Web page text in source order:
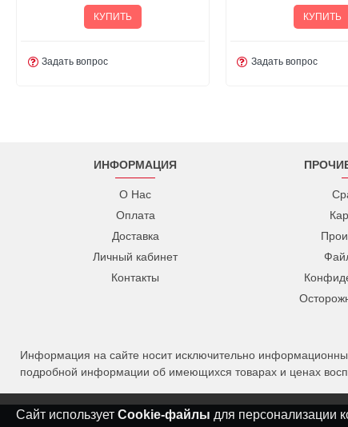
КУПИТЬ
Задать вопрос
КУПИТЬ
Задать вопрос
ИНФОРМАЦИЯ
О Нас
Оплата
Доставка
Личный кабинет
Контакты
Информация на сайте носит исключительно
подробной информации об имеющихся товарах и ценах
Сайт использует Cookie-файлы для персонализации